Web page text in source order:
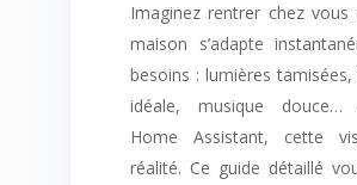
Imaginez rentrer chez
maison s’adapte
besoins : lumières
idéale, musique douce…
Home Assistant, cette
réalité. Ce guide détaillé